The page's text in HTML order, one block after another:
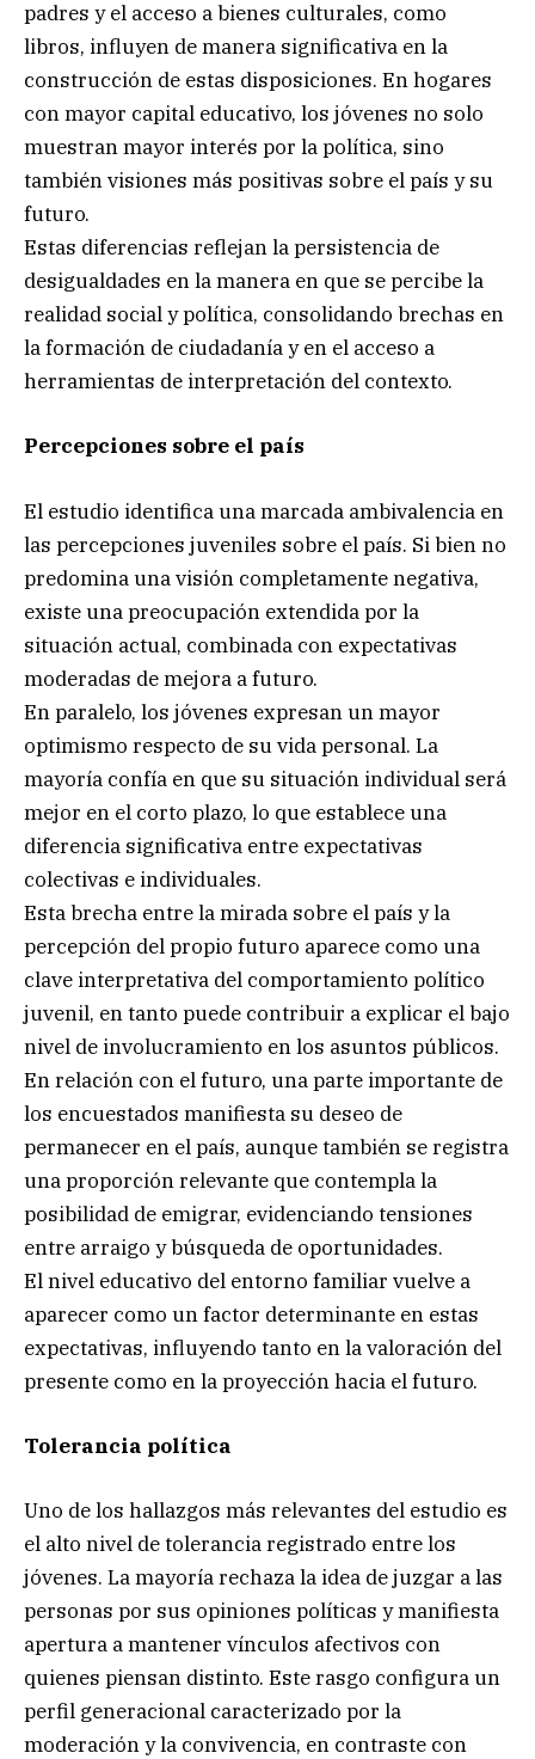
padres y el acceso a bienes culturales, como
libros, influyen de manera significativa en la
construcción de estas disposiciones. En hogares
con mayor capital educativo, los jóvenes no solo
muestran mayor interés por la política, sino
también visiones más positivas sobre el país y su
futuro.
Estas diferencias reflejan la persistencia de
desigualdades en la manera en que se percibe la
realidad social y política, consolidando brechas en
la formación de ciudadanía y en el acceso a
herramientas de interpretación del contexto.
Percepciones sobre el país
El estudio identifica una marcada ambivalencia en
las percepciones juveniles sobre el país. Si bien no
predomina una visión completamente negativa,
existe una preocupación extendida por la
situación actual, combinada con expectativas
moderadas de mejora a futuro.
En paralelo, los jóvenes expresan un mayor
optimismo respecto de su vida personal. La
mayoría confía en que su situación individual será
mejor en el corto plazo, lo que establece una
diferencia significativa entre expectativas
colectivas e individuales.
Esta brecha entre la mirada sobre el país y la
percepción del propio futuro aparece como una
clave interpretativa del comportamiento político
juvenil, en tanto puede contribuir a explicar el bajo
nivel de involucramiento en los asuntos públicos.
En relación con el futuro, una parte importante de
los encuestados manifiesta su deseo de
permanecer en el país, aunque también se registra
una proporción relevante que contempla la
posibilidad de emigrar, evidenciando tensiones
entre arraigo y búsqueda de oportunidades.
El nivel educativo del entorno familiar vuelve a
aparecer como un factor determinante en estas
expectativas, influyendo tanto en la valoración del
presente como en la proyección hacia el futuro.
Tolerancia política
Uno de los hallazgos más relevantes del estudio es
el alto nivel de tolerancia registrado entre los
jóvenes. La mayoría rechaza la idea de juzgar a las
personas por sus opiniones políticas y manifiesta
apertura a mantener vínculos afectivos con
quienes piensan distinto. Este rasgo configura un
perfil generacional caracterizado por la
moderación y la convivencia, en contraste con